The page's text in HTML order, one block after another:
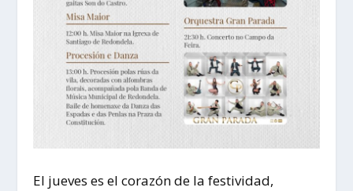
El jueves es el corazón de la festividad,